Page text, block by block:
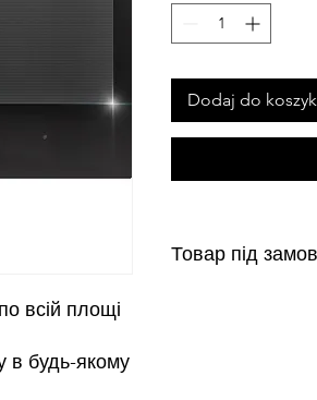
всій площі
в будь-якому
Dodaj do
Товар під